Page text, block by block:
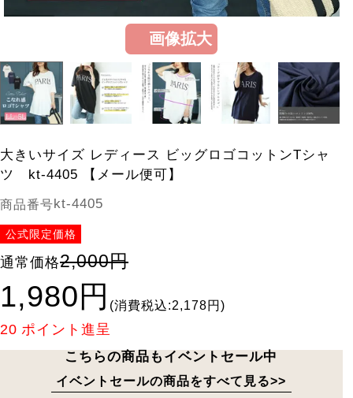
大きいサイズ レディース ビッグロゴコットンTシャ
ツ kt-4405 【メール便可】
商品番号kt-4405
公式限定価格
通常価格2,000円
1,980円 (消費税込:2,178円)
20 ポイント進呈
こちらの商品もイベントセール中
イベントセールの商品をすべて見る>>
画像拡大